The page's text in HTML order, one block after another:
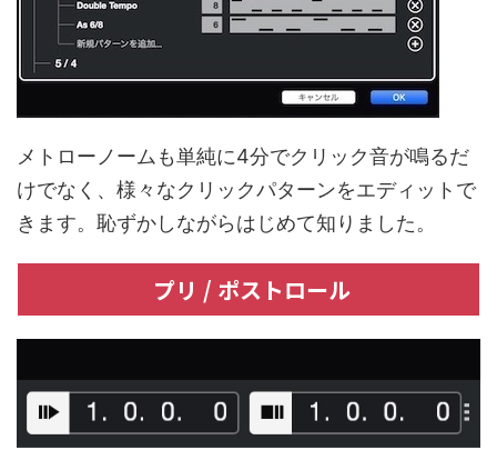
メトローノームも単純に4分でクリック音が鳴るだ
けでなく、様々なクリックパターンをエディットで
きます。恥ずかしながらはじめて知りました。
プリ / ポストロール